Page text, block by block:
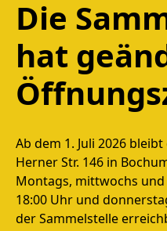
Die
hat
Ab dem 1. Juli 2026
Herner Str. 146 in
Montags, mittwochs
18:00 Uhr und
der Sammelstelle